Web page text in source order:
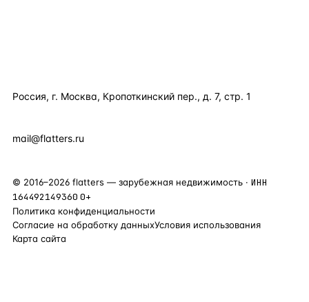
Россия, г. Москва, Кропоткинский пер., д. 7, стр. 1
mail@flatters.ru
© 2016–2026 flatters — зарубежная недвижимость · ИНН
164492149360 0+
Политика конфиденциальности
Согласие на обработку данныхУсловия использования
Карта сайта